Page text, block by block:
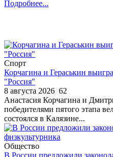
Подробнее...
Спорт
Корчагина и Гераськин
"Россия"
8 августа 2026 62
Анастасия Корчагина и
победителями пятого этапа
состоялся в Калязине...
Общество
В России предложили